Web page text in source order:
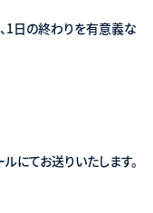
1日の終わりを有意義な
にてお送りいたします。